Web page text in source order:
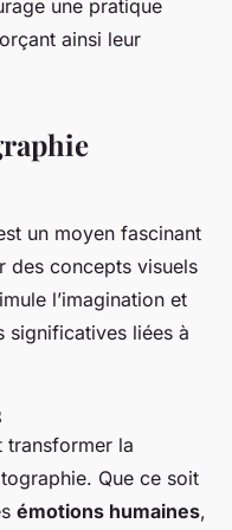
une pratique
ainsi leur
un moyen fascinant
des concepts visuels
l’imagination et
significatives liées à
transformer la
Que ce soit
émotions humaines,